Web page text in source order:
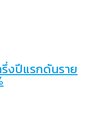
งปีแรกดันราย